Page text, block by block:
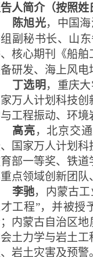
人简介（按照姓
陈旭光，中国
副秘书长、山
核心期刊《船
研发、海上风
丁选明 ，重庆
家万人计划科技
工程振动、环
高亮，北京交
国家万人计划
部一等奖、铁
点领域创新团
李驰，内蒙古
工程”，并被授
内蒙古自治区
土力学与岩土
岩土灾害及预警